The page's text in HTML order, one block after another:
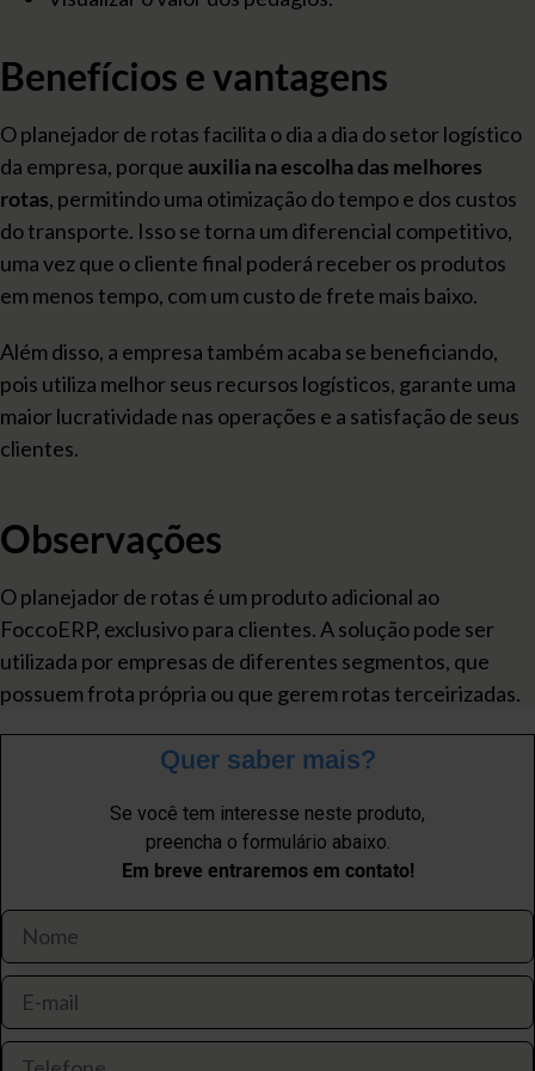
Benefícios e vantagens
O planejador de rotas facilita o dia a dia do setor logístico
da empresa, porque auxilia na escolha das melhores
rotas, permitindo uma otimização do tempo e dos custos
do transporte. Isso se torna um diferencial competitivo,
uma vez que o cliente final poderá receber os produtos
em menos tempo, com um custo de frete mais baixo.
Além disso, a empresa também acaba se beneficiando,
pois utiliza melhor seus recursos logísticos, garante uma
maior lucratividade nas operações e a satisfação de seus
clientes.
Observações
O planejador de rotas é um produto adicional ao
FoccoERP, exclusivo para clientes. A solução pode ser
utilizada por empresas de diferentes segmentos, que
possuem frota própria ou que gerem rotas terceirizadas.
Quer saber mais?
Se você tem interesse neste produto,
preencha o formulário abaixo.
Em breve entraremos em contato!